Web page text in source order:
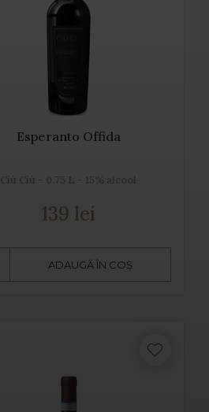
Esperanto Offida
Ciù Ciù - 0.75 L - 15% alcool
139 lei
ADAUGĂ ÎN COȘ